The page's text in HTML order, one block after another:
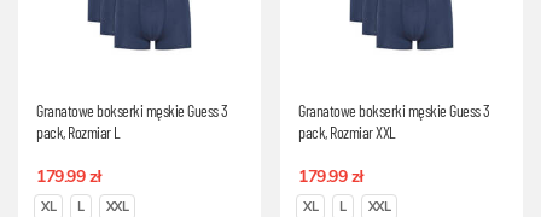
Granatowe bokserki męskie Guess 3
pack, Rozmiar L
179.99 zł
XL L XXL
Granatowe bokserki męskie Guess 3
pack, Rozmiar XXL
179.99 zł
XL L XXL